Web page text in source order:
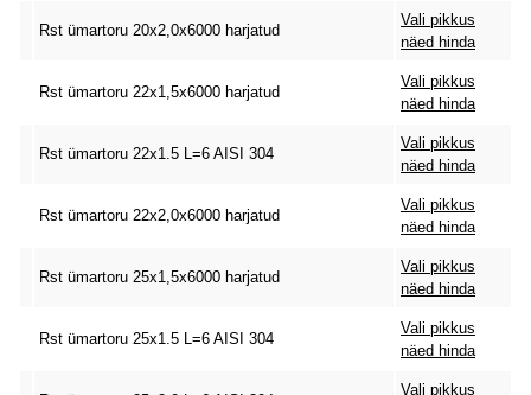
Rst ümartoru 20x2,0x6000 harjatud
Vali pikkus
näed hinda
Rst ümartoru 22x1,5x6000 harjatud
Vali pikkus
näed hinda
Rst ümartoru 22x1.5 L=6 AISI 304
Vali pikkus
näed hinda
Rst ümartoru 22x2,0x6000 harjatud
Vali pikkus
näed hinda
Rst ümartoru 25x1,5x6000 harjatud
Vali pikkus
näed hinda
Rst ümartoru 25x1.5 L=6 AISI 304
Vali pikkus
näed hinda
Vali pikkus